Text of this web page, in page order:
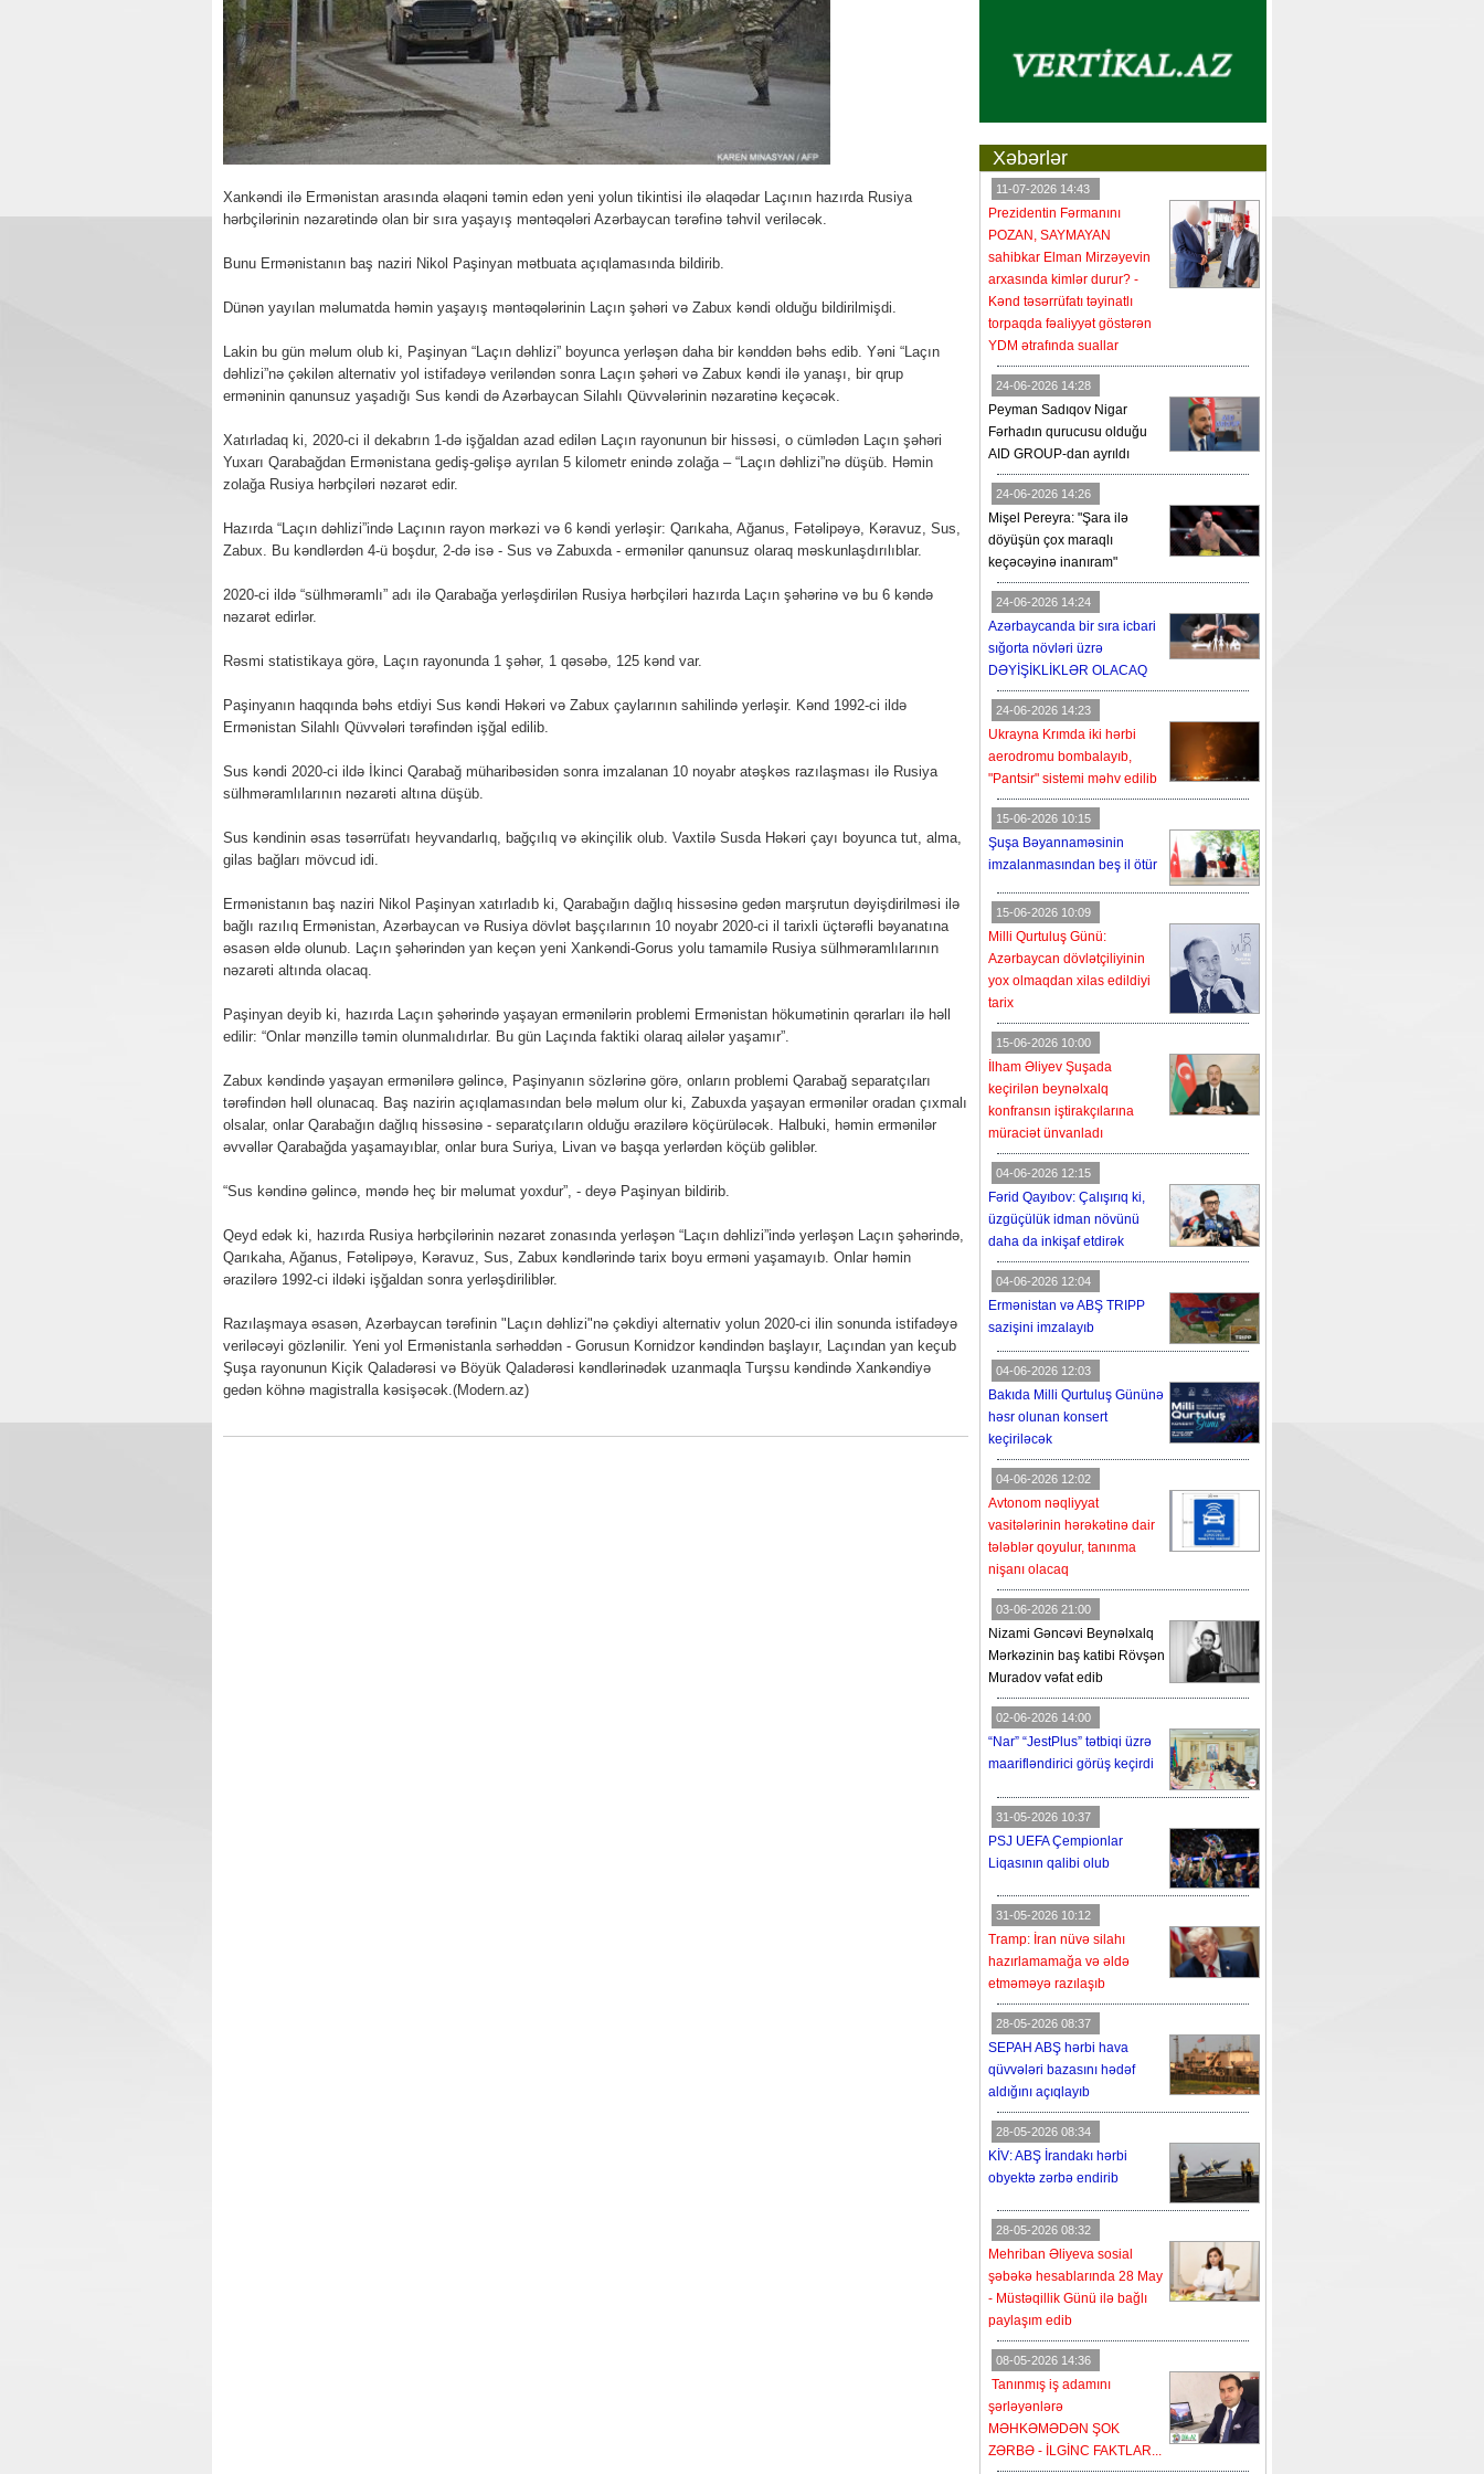
Xankəndi ilə Ermənistan arasında əlaqəni təmin edən yeni yolun tikintisi ilə əlaqədar Laçının hazırda Rusiya
hərbçilərinin nəzarətində olan bir sıra yaşayış məntəqələri Azərbaycan tərəfinə təhvil veriləcək.
Bunu Ermənistanın baş naziri Nikol Paşinyan mətbuata açıqlamasında bildirib.
Dünən yayılan məlumatda həmin yaşayış məntəqələrinin Laçın şəhəri və Zabux kəndi olduğu bildirilmişdi.
Lakin bu gün məlum olub ki, Paşinyan “Laçın dəhlizi” boyunca yerləşən daha bir kənddən bəhs edib. Yəni “Laçın
dəhlizi”nə çəkilən alternativ yol istifadəyə veriləndən sonra Laçın şəhəri və Zabux kəndi ilə yanaşı, bir qrup
erməninin qanunsuz yaşadığı Sus kəndi də Azərbaycan Silahlı Qüvvələrinin nəzarətinə keçəcək.
Xatırladaq ki, 2020-ci il dekabrın 1-də işğaldan azad edilən Laçın rayonunun bir hissəsi, o cümlədən Laçın şəhəri
Yuxarı Qarabağdan Ermənistana gediş-gəlişə ayrılan 5 kilometr enində zolağa – “Laçın dəhlizi”nə düşüb. Həmin
zolağa Rusiya hərbçiləri nəzarət edir.
Hazırda “Laçın dəhlizi”ində Laçının rayon mərkəzi və 6 kəndi yerləşir: Qarıkaha, Ağanus, Fətəlipəyə, Kəravuz, Sus,
Zabux. Bu kəndlərdən 4-ü boşdur, 2-də isə - Sus və Zabuxda - ermənilər qanunsuz olaraq məskunlaşdırılıblar.
2020-ci ildə “sülhməramlı” adı ilə Qarabağa yerləşdirilən Rusiya hərbçiləri hazırda Laçın şəhərinə və bu 6 kəndə
nəzarət edirlər.
Rəsmi statistikaya görə, Laçın rayonunda 1 şəhər, 1 qəsəbə, 125 kənd var.
Paşinyanın haqqında bəhs etdiyi Sus kəndi Həkəri və Zabux çaylarının sahilində yerləşir. Kənd 1992-ci ildə
Ermənistan Silahlı Qüvvələri tərəfindən işğal edilib.
Sus kəndi 2020-ci ildə İkinci Qarabağ müharibəsidən sonra imzalanan 10 noyabr atəşkəs razılaşması ilə Rusiya
sülhməramlılarının nəzarəti altına düşüb.
Sus kəndinin əsas təsərrüfatı heyvandarlıq, bağçılıq və əkinçilik olub. Vaxtilə Susda Həkəri çayı boyunca tut, alma,
gilas bağları mövcud idi.
Ermənistanın baş naziri Nikol Paşinyan xatırladıb ki, Qarabağın dağlıq hissəsinə gedən marşrutun dəyişdirilməsi ilə
bağlı razılıq Ermənistan, Azərbaycan və Rusiya dövlət başçılarının 10 noyabr 2020-ci il tarixli üçtərəfli bəyanatına
əsasən əldə olunub. Laçın şəhərindən yan keçən yeni Xankəndi-Gorus yolu tamamilə Rusiya sülhməramlılarının
nəzarəti altında olacaq.
Paşinyan deyib ki, hazırda Laçın şəhərində yaşayan ermənilərin problemi Ermənistan hökumətinin qərarları ilə həll
edilir: “Onlar mənzillə təmin olunmalıdırlar. Bu gün Laçında faktiki olaraq ailələr yaşamır”.
Zabux kəndində yaşayan ermənilərə gəlincə, Paşinyanın sözlərinə görə, onların problemi Qarabağ separatçıları
tərəfindən həll olunacaq. Baş nazirin açıqlamasından belə məlum olur ki, Zabuxda yaşayan ermənilər oradan çıxmalı
olsalar, onlar Qarabağın dağlıq hissəsinə - separatçıların olduğu ərazilərə köçürüləcək. Halbuki, həmin ermənilər
əvvəllər Qarabağda yaşamayıblar, onlar bura Suriya, Livan və başqa yerlərdən köçüb gəliblər.
“Sus kəndinə gəlincə, məndə heç bir məlumat yoxdur”, - deyə Paşinyan bildirib.
Qeyd edək ki, hazırda Rusiya hərbçilərinin nəzarət zonasında yerləşən “Laçın dəhlizi”ində yerləşən Laçın şəhərində,
Qarıkaha, Ağanus, Fətəlipəyə, Kəravuz, Sus, Zabux kəndlərində tarix boyu erməni yaşamayıb. Onlar həmin
ərazilərə 1992-ci ildəki işğaldan sonra yerləşdiriliblər.
Razılaşmaya əsasən, Azərbaycan tərəfinin "Laçın dəhlizi"nə çəkdiyi alternativ yolun 2020-ci ilin sonunda istifadəyə
veriləcəyi gözlənilir. Yeni yol Ermənistanla sərhəddən - Gorusun Kornidzor kəndindən başlayır, Laçından yan keçub
Şuşa rayonunun Kiçik Qaladərəsi və Böyük Qaladərəsi kəndlərinədək uzanmaqla Turşsu kəndində Xankəndiyə
gedən köhnə magistralla kəsişəcək.(Modern.az)
Xəbərlər
11-07-2026 14:43
Prezidentin Fərmanını
POZAN, SAYMAYAN
sahibkar Elman Mirzəyevin
arxasında kimlər durur? -
Kənd təsərrüfatı təyinatlı
torpaqda fəaliyyət göstərən
YDM ətrafında suallar
24-06-2026 14:28
Peyman Sadıqov Nigar
Fərhadın qurucusu olduğu
AID GROUP-dan ayrıldı
24-06-2026 14:26
Mişel Pereyra: "Şara ilə
döyüşün çox maraqlı
keçəcəyinə inanıram"
24-06-2026 14:24
Azərbaycanda bir sıra icbari
sığorta növləri üzrə
DƏYİŞİKLİKLƏR OLACAQ
24-06-2026 14:23
Ukrayna Krımda iki hərbi
aerodromu bombalayıb,
"Pantsir" sistemi məhv edilib
15-06-2026 10:15
Şuşa Bəyannaməsinin
imzalanmasından beş il ötür
15-06-2026 10:09
Milli Qurtuluş Günü:
Azərbaycan dövlətçiliyinin
yox olmaqdan xilas edildiyi
tarix
15-06-2026 10:00
İlham Əliyev Şuşada
keçirilən beynəlxalq
konfransın iştirakçılarına
müraciət ünvanladı
04-06-2026 12:15
Fərid Qayıbov: Çalışırıq ki,
üzgüçülük idman növünü
daha da inkişaf etdirək
04-06-2026 12:04
Ermənistan və ABŞ TRIPP
sazişini imzalayıb
04-06-2026 12:03
Bakıda Milli Qurtuluş Gününə
həsr olunan konsert
keçiriləcək
04-06-2026 12:02
Avtonom nəqliyyat
vasitələrinin hərəkətinə dair
tələblər qoyulur, tanınma
nişanı olacaq
03-06-2026 21:00
Nizami Gəncəvi Beynəlxalq
Mərkəzinin baş katibi Rövşən
Muradov vəfat edib
02-06-2026 14:00
“Nar” “JestPlus” tətbiqi üzrə
maarifləndirici görüş keçirdi
31-05-2026 10:37
PSJ UEFA Çempionlar
Liqasının qalibi olub
31-05-2026 10:12
Tramp: İran nüvə silahı
hazırlamamağa və əldə
etməməyə razılaşıb
28-05-2026 08:37
SEPAH ABŞ hərbi hava
qüvvələri bazasını hədəf
aldığını açıqlayıb
28-05-2026 08:34
KİV: ABŞ İrandakı hərbi
obyektə zərbə endirib
28-05-2026 08:32
Mehriban Əliyeva sosial
şəbəkə hesablarında 28 May
- Müstəqillik Günü ilə bağlı
paylaşım edib
08-05-2026 14:36
Tanınmış iş adamını
şərləyənlərə
MƏHKƏMƏDƏN ŞOK
ZƏRBƏ - İLGİNC FAKTLAR...